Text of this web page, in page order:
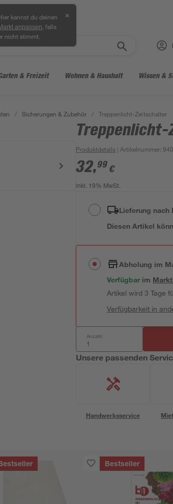
kannst du deinen
anpassen , falls
nicht stimmt.
✕
& Freizeit Wohnen & Haushalt Wissen &
/ Sicherungen & Zubehör / Treppenlicht-Zeitschalter
Produktdetails | Artikelnummer:
32,99 €
inkl. 19% MwSt.
Lieferung nach
Diesen Artikel
Abholung im
Verfügbar im
Artikel wird 3 Tage
Verfügbarkeit in
Anzahl:
Unsere passenden
Handwerksservice
Bestseller